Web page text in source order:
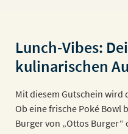
Lunch-Vibes:
kulinarischen
Mit diesem Gutschein wird
Ob eine frische Poké Bowl
Burger von „Ottos Burger“